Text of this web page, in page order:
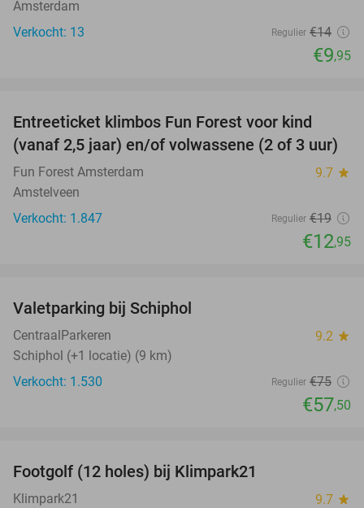
Amsterdam
Verkocht: 13
Regulier €14
€9,95
Entreeticket klimbos Fun Forest voor kind
(vanaf 2,5 jaar) en/of volwassene (2 of 3 uur)
Fun Forest Amsterdam 9.7 star
Amstelveen
Verkocht: 1.847
Regulier €19
€12,95
Valetparking bij Schiphol
CentraalParkeren 9.2 star
Schiphol (+1 locatie) (9 km)
Verkocht: 1.530
Regulier €75
€57,50
NEW
TODAY
Footgolf (12 holes) bij Klimpark21
Klimpark21 9.7 star